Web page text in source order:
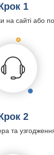
1
на сайті або
2
та